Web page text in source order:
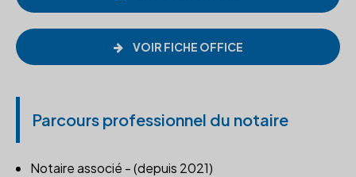
VOIR FICHE OFFICE
Parcours professionnel du notaire
Notaire associé - (depuis 2021)